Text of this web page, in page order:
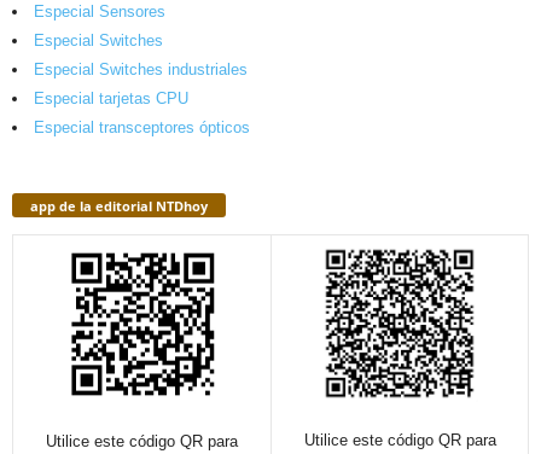
Especial Sensores
Especial Switches
Especial Switches industriales
Especial tarjetas CPU
Especial transceptores ópticos
app de la editorial NTDhoy
Utilice este código QR para
Utilice este código QR para